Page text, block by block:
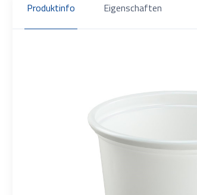
Produktinfo Eigenschaften